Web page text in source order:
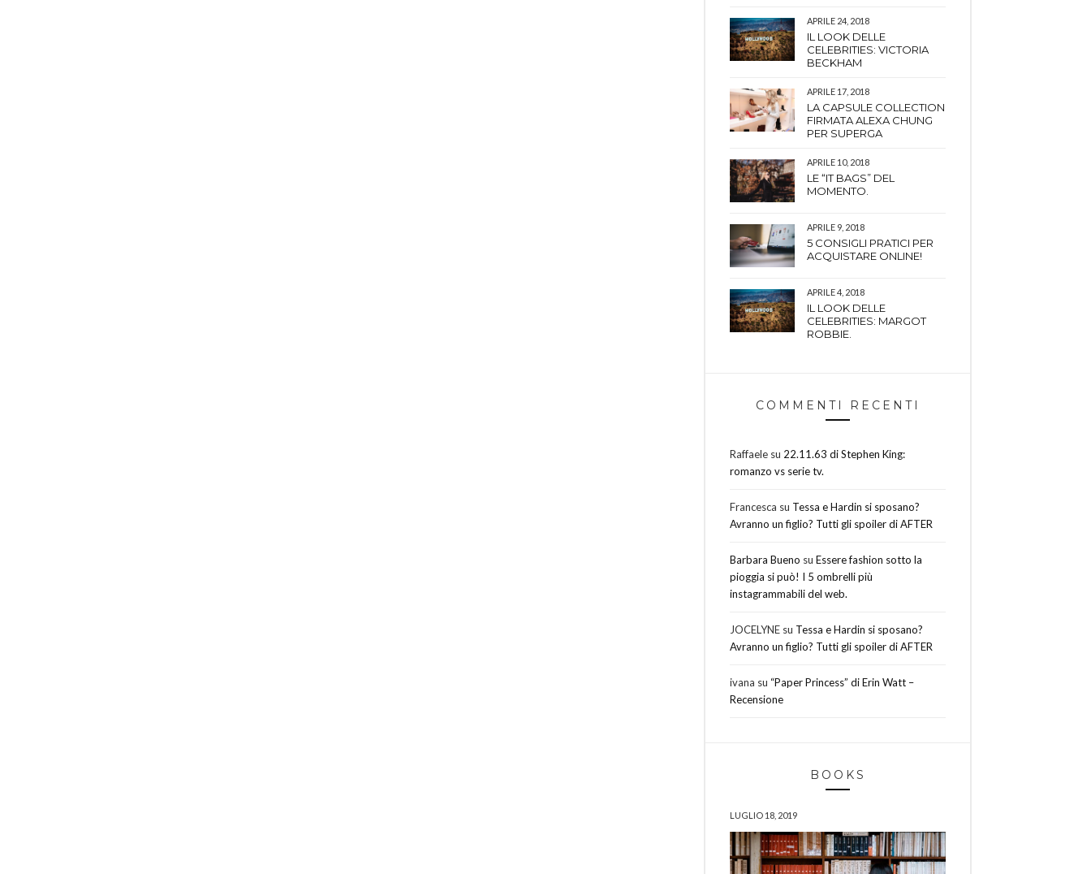
APRILE 24, 2018
IL LOOK DELLE
CELEBRITIES: VICTORIA
BECKHAM
APRILE 17, 2018
LA CAPSULE COLLECTION
FIRMATA ALEXA CHUNG
PER SUPERGA
APRILE 10, 2018
LE “IT BAGS” DEL
MOMENTO.
APRILE 9, 2018
5 CONSIGLI PRATICI PER
ACQUISTARE ONLINE!
APRILE 4, 2018
IL LOOK DELLE
CELEBRITIES: MARGOT
ROBBIE.
COMMENTI RECENTI
Raffaele su 22.11.63 di Stephen King:
romanzo vs serie tv.
Francesca su Tessa e Hardin si sposano?
Avranno un figlio? Tutti gli spoiler di AFTER
Barbara Bueno su Essere fashion sotto la
pioggia si può! I 5 ombrelli più
instagrammabili del web.
JOCELYNE su Tessa e Hardin si sposano?
Avranno un figlio? Tutti gli spoiler di AFTER
ivana su “Paper Princess” di Erin Watt –
Recensione
BOOKS
LUGLIO 18, 2019